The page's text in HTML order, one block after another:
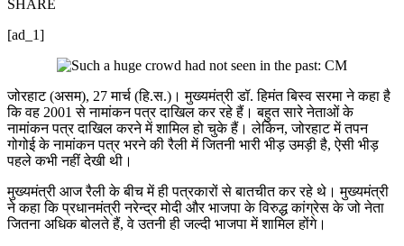
SHARE
[ad_1]
जोरहाट (असम), 27 मार्च (हि.स.)। मुख्यमंत्री डॉ. हिमंत बिस्व सरमा ने कहा है
कि वह 2001 से नामांकन पत्र दाखिल कर रहे हैं। बहुत सारे नेताओं के
नामांकन पत्र दाखिल करने में शामिल हो चुके हैं। लेकिन, जोरहाट में तपन
गोगोई के नामांकन पत्र भरने की रैली में जितनी भारी भीड़ उमड़ी है, ऐसी भीड़
पहले कभी नहीं देखी थी।
मुख्यमंत्री आज रैली के बीच में ही पत्रकारों से बातचीत कर रहे थे। मुख्यमंत्री
ने कहा कि प्रधानमंत्री नरेन्द्र मोदी और भाजपा के विरुद्ध कांग्रेस के जो नेता
जितना अधिक बोलते हैं, वे उतनी ही जल्दी भाजपा में शामिल होंगे।